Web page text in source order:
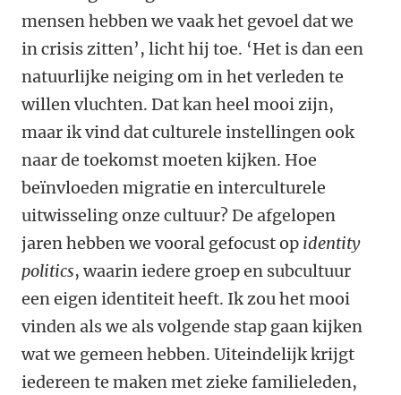
mensen hebben we vaak het gevoel dat we
in crisis zitten’, licht hij toe. ‘Het is dan een
natuurlijke neiging om in het verleden te
willen vluchten. Dat kan heel mooi zijn,
maar ik vind dat culturele instellingen ook
naar de toekomst moeten kijken. Hoe
beïnvloeden migratie en interculturele
uitwisseling onze cultuur? De afgelopen
jaren hebben we vooral gefocust op identity
politics, waarin iedere groep en subcultuur
een eigen identiteit heeft. Ik zou het mooi
vinden als we als volgende stap gaan kijken
wat we gemeen hebben. Uiteindelijk krijgt
iedereen te maken met zieke familieleden,